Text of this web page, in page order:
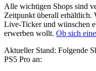
Alle wichtigen Shops sind
Zeitpunkt überall erhältlich.
Live-Ticker und wünschen
erwerben wollt. Ob sich
Aktueller Stand: Folgende
PS5 Pro an: